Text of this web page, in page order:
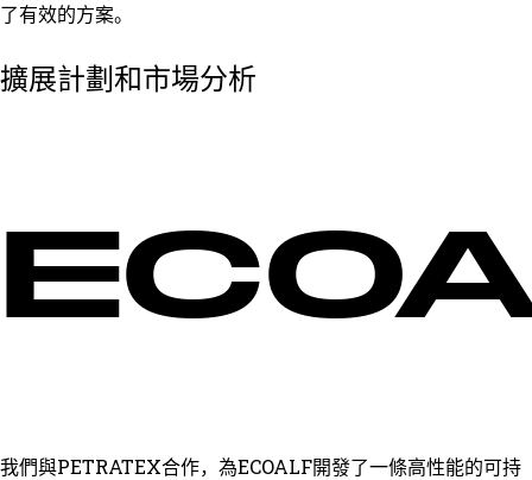
了有效的方案。
擴展計劃和市場分析
我們與PETRATEX合作，為ECOALF開發了一條高性能的可持